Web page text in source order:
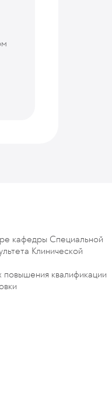
кафедры Специальной
Клинической
квалификации